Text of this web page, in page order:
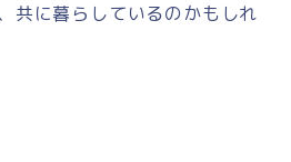
共に暮らしているのかもしれ